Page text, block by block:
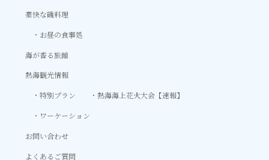
豪快な磯料理
お昼の食事処
海が香る旅館
熱海観光情報
特別プラン
熱海海上花火大会【速報】
ワーケーション
お問い合わせ
よくあるご質問